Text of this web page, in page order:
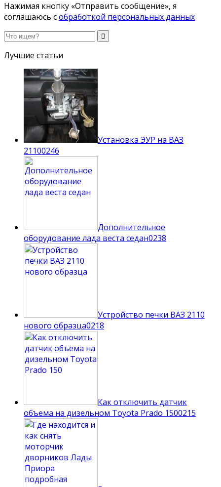
Нажимая кнопку «Отправить сообщение», я
соглашаюсь собработкой персональных данных
Лучшие статьи
Установка ЭУР на ВАЗ
21100246
Дополнительное
оборудование лада веста седан0238
Устройство печки ВАЗ 2110
нового образца0218
Как отключить датчик
объема на дизельном Toyota Prado 1500215